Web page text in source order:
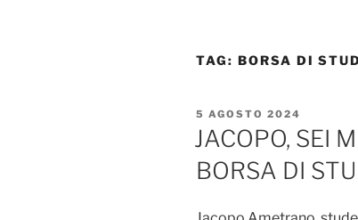
TAG: BORSA DI
PUBBLICATO
IL
5 AGOSTO 2024
JACOPO, SEI
BORSA DI